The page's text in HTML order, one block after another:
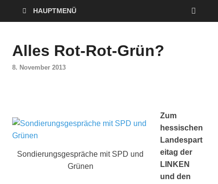
HAUPTMENÜ
Alles Rot-Rot-Grün?
8. November 2013
Sondierungsgespräche mit SPD und
Grünen
Zum
hessischen
Landespart
eitag der
LINKEN
und den